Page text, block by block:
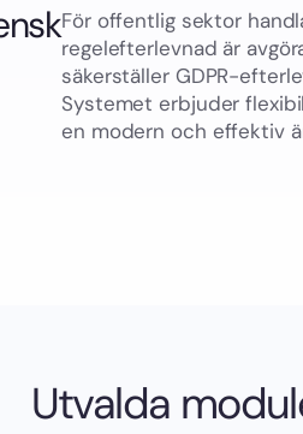
För offentlig sektor
regelefterlevnad är
säkerställer GDPR-
Systemet erbjuder
en modern och effektiv
Utvalda